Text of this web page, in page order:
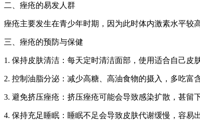
二、痤疮的易发人群
痤疮主要发生在青少年时期，因为此时体内激素水平较
三、痤疮的预防与保健
1. 保持皮肤清洁：每天定时清洁面部，使用适合自己皮
2. 控制油脂分泌：减少高糖、高油食物的摄入，多吃富
3. 避免挤压痤疮：挤压痤疮可能会导致感染扩散，甚留
4. 保持充足睡眠：睡眠不足会导致皮肤代谢缓慢，容易